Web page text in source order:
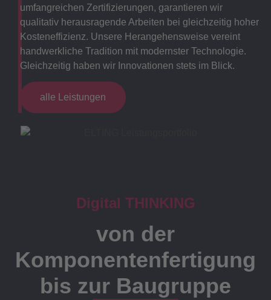
umfangreichen Zertifizierungen, garantieren wir
qualitativ herausragende Arbeiten bei gleichzeitig hoher
Kosteneffizienz. Unsere Herangehensweise vereint
handwerkliche Tradition mit modernster Technologie.
Gleichzeitig haben wir Innovationen stets im Blick.
alle Leistungen
Digital THINKING
von der
Komponentenfertigung
bis zur Baugruppe